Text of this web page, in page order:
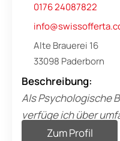
0176 24087822
Alte Brauerei 16
33098 Paderborn
Beschreibung:
Als Psychologische
verfüge ich über
Erfahrung in der
Zum Profil